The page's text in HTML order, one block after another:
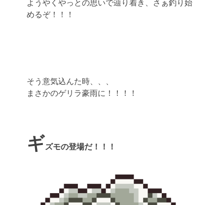
ようやくやっとの思いで辿り着き、さぁ釣り始
めるぞ！！！
そう意気込んた時、、、
まさかのゲリラ豪雨に！！！！
ギズモの登場だ！！！